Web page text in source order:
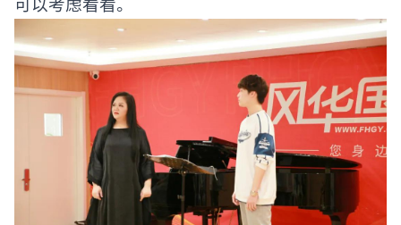
可以考虑看看。